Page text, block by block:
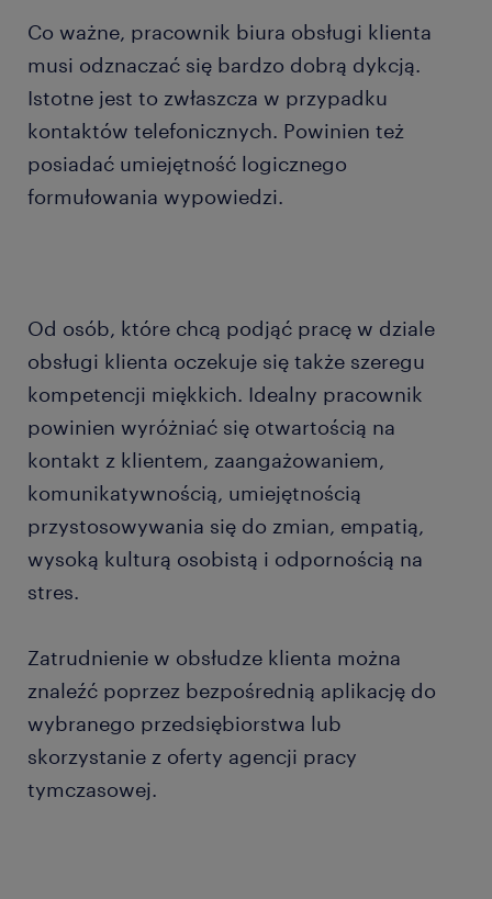
Co ważne, pracownik biura obsługi klienta
musi odznaczać się bardzo dobrą dykcją.
Istotne jest to zwłaszcza w przypadku
kontaktów telefonicznych. Powinien też
posiadać umiejętność logicznego
formułowania wypowiedzi.
Od osób, które chcą podjąć pracę w dziale
obsługi klienta oczekuje się także szeregu
kompetencji miękkich. Idealny pracownik
powinien wyróżniać się otwartością na
kontakt z klientem, zaangażowaniem,
komunikatywnością, umiejętnością
przystosowywania się do zmian, empatią,
wysoką kulturą osobistą i odpornością na
stres.
Zatrudnienie w obsłudze klienta można
znaleźć poprzez bezpośrednią aplikację do
wybranego przedsiębiorstwa lub
skorzystanie z oferty agencji pracy
tymczasowej.